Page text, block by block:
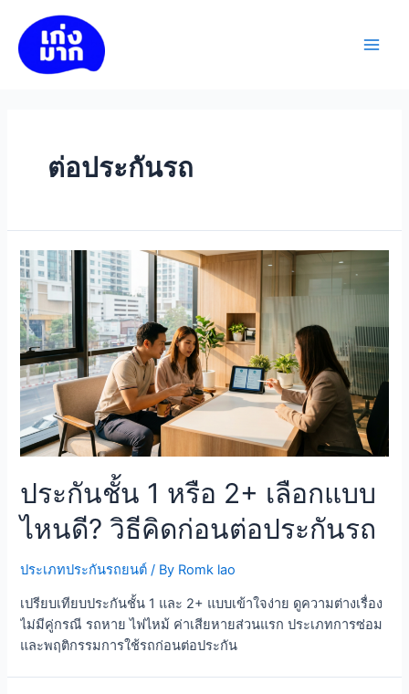
content
ต่อประกันรถ
ประกันชั้น 1 หรือ 2+ เลือกแบบ
ไหนดี? วิธีคิดก่อนต่อประกันรถ
ประเภทประกันรถยนต์ / By Romk lao
เปรียบเทียบประกันชั้น 1 และ 2+ แบบเข้าใจง่าย ดูความต่างเรื่อง
ไม่มีคู่กรณี รถหาย ไฟไหม้ ค่าเสียหายส่วนแรก ประเภทการซ่อม
และพฤติกรรมการใช้รถก่อนต่อประกัน